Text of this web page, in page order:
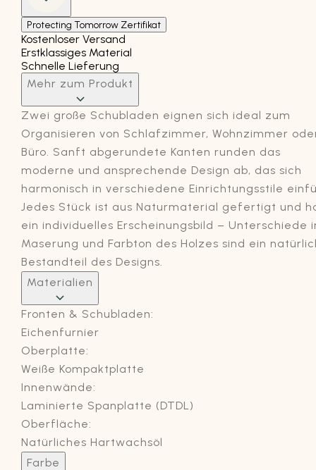
Protecting Tomorrow Zertifikat
Kostenloser Versand
Erstklassiges Material
Schnelle Lieferung
Mehr zum Produkt
Zwei große Schubladen eignen sich ideal zum
Organisieren von Schlafzimmer, Wohnzimmer
Büro. Sanft abgerundete Kanten runden das
moderne und ansprechende Design ab, das sich
harmonisch in verschiedene Einrichtungsstile
Jedes Stück ist aus Naturmaterial gefertigt und
ein individuelles Erscheinungsbild – Unterschiede
Maserung und Farbton des Holzes sind ein
Bestandteil des Designs.
Materialien
Fronten & Schubladen:
Eichenfurnier
Oberplatte:
Weiße Kompaktplatte
Innenwände:
Laminierte Spanplatte (DTDL)
Oberfläche:
Natürliches Hartwachsöl
Farbe